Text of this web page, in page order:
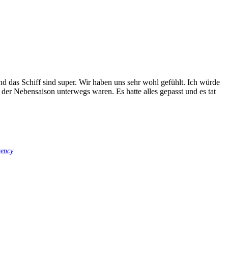
das Schiff sind super. Wir haben uns sehr wohl gefühlt. Ich würde
Nebensaison unterwegs waren. Es hatte alles gepasst und es tat